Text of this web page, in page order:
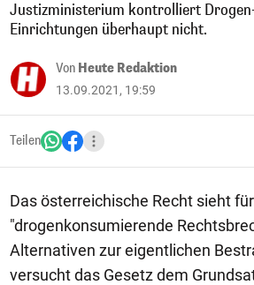
Justizministerium kontrolliert
Einrichtungen überhaupt nicht.
Von Heute Redaktion
13.09.2021, 19:59
Teilen
Das österreichische Recht sieht für
"drogenkonsumierende
Alternativen zur eigentlichen
versucht das Gesetz dem